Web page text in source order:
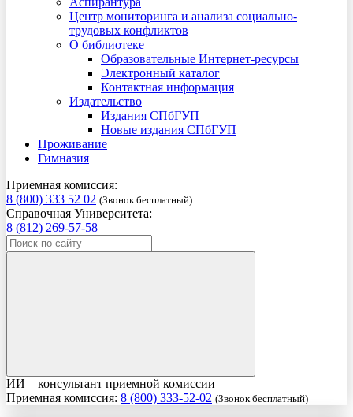
Центр мониторинга и анализа социально-
трудовых конфликтов
О библиотеке
Образовательные Интернет-ресурсы
Электронный каталог
Контактная информация
Издательство
Издания СПбГУП
Новые издания СПбГУП
Проживание
Гимназия
Приемная комиссия:
8 (800) 333 52 02 (Звонок бесплатный)
Справочная Университета:
8 (812) 269-57-58
ИИ – консультант приемной комиссии
Приемная комиссия: 8 (800) 333-52-02 (Звонок бесплатный)